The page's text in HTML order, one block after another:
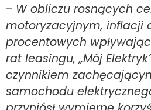
– W obliczu rosnących
motoryzacyjnym, inflacji
procentowych
rat leasingu, „Mój
czynnikiem
samochodu